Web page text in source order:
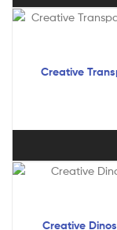
Creative
Creative